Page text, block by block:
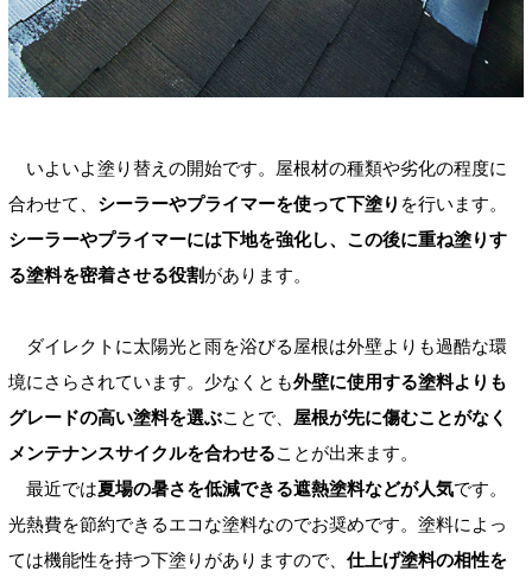
いよいよ塗り替えの開始です。屋根材の種類や劣化の程度に
合わせて、 シーラーやプライマーを使って下塗り を行います。
シーラーやプライマーには下地を強化し、この後に重ね塗りす
る塗料を密着させる役割があります。
ダイレクトに太陽光と雨を浴びる屋根は外壁よりも過酷な環
境にさらされています。少なくとも外壁に使用する塗料よりも
グレードの高い塗料を選ぶことで、 屋根が先に傷むことがなく
メンテナンスサイクルを合わせることが出来ます。
最近では夏場の暑さを低減できる遮熱塗料などが人気です。
光熱費を節約できるエコな塗料なのでお奨めです。塗料によっ
ては機能性を持つ下塗りがありますので、 仕上げ塗料の相性を